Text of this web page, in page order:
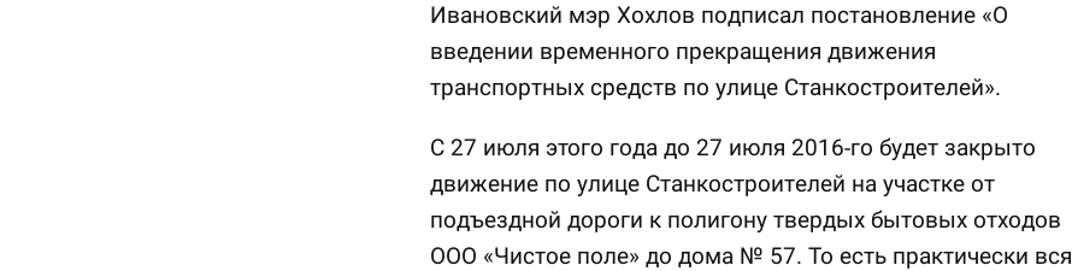
Ивановский мэр Хохлов подписал постановление «О
введении временного прекращения движения
транспортных средств по улице Станкостроителей».
С 27 июля этого года до 27 июля 2016-го будет закрыто
движение по улице Станкостроителей на участке от
подъездной дороги к полигону твердых бытовых отходов
ООО «Чистое поле» до дома № 57. То есть практически вся